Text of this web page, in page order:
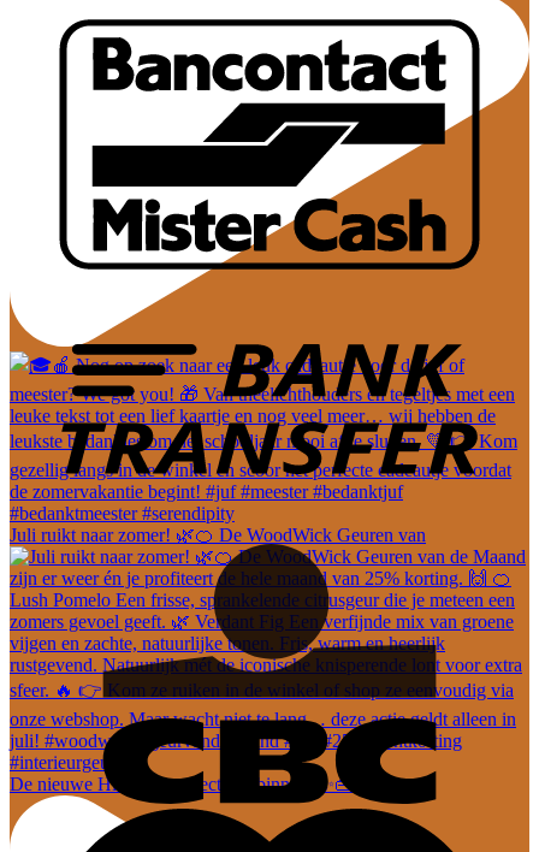
Juli ruikt naar zomer! 🌿🍊 De WoodWick Geuren van
De nieuwe Hi-Di-Hi collectie is binnen! ✨👜 En dez